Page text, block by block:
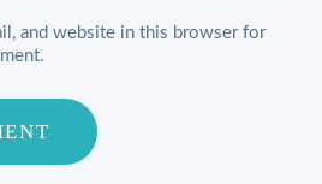
and website in this browser for